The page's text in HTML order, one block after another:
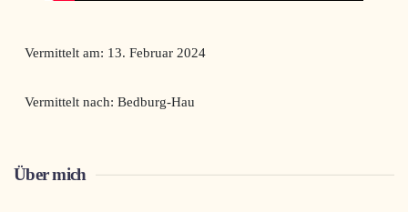
Vermittelt am: 13. Februar 2024
Vermittelt nach: Bedburg-Hau
Über mich